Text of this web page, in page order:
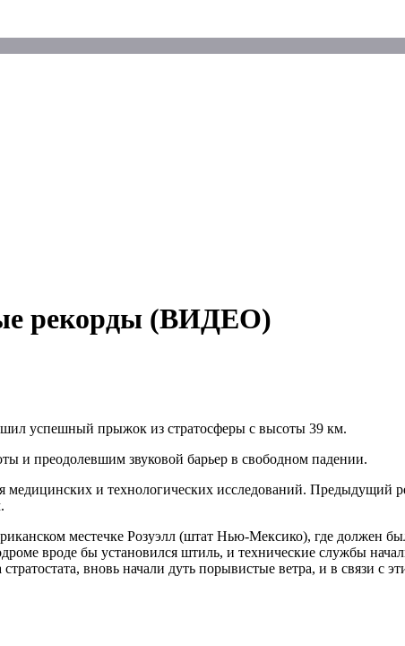
рекорды (ВИДЕО)
успешный прыжок из стратосферы с высоты 39 км.
и преодолевшим звуковой барьер в свободном падении.
и технологических исследований.
местечке Розуэлл (штат Нью-Мексико), где должен был
вроде бы установился штиль, и технические службы
вновь начали дуть порывистые ветра, и в связи с